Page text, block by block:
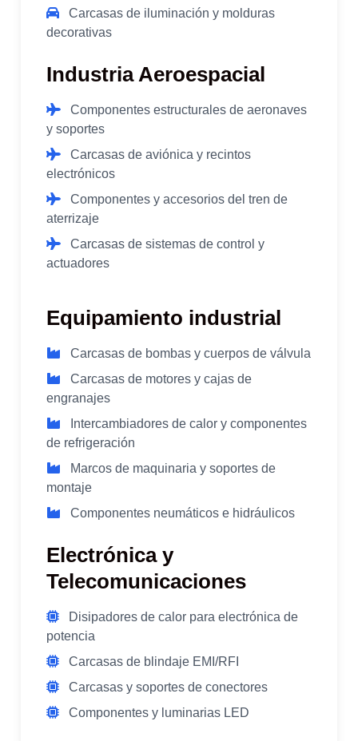
Carcasas de iluminación y molduras
decorativas
Industria Aeroespacial
Componentes estructurales de aeronaves
y soportes
Carcasas de aviónica y recintos
electrónicos
Componentes y accesorios del tren de
aterrizaje
Carcasas de sistemas de control y
actuadores
Equipamiento industrial
Carcasas de bombas y cuerpos de válvula
Carcasas de motores y cajas de
engranajes
Intercambiadores de calor y componentes
de refrigeración
Marcos de maquinaria y soportes de
montaje
Componentes neumáticos e hidráulicos
Electrónica y
Telecomunicaciones
Disipadores de calor para electrónica de
potencia
Carcasas de blindaje EMI/RFI
Carcasas y soportes de conectores
Componentes y luminarias LED